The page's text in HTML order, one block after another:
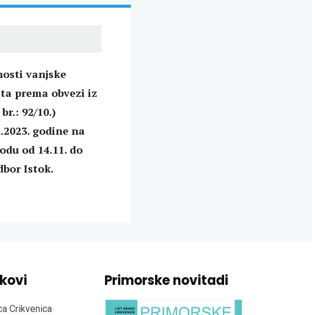
vanjske
prema obvezi iz
92/10.)
godine na
od 14.11. do
Istok.
Crikvenica
Primorske novitadi